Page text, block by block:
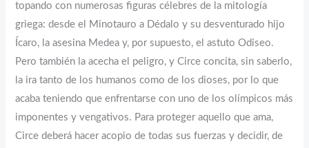
topando con numerosas figuras célebres de la mitología
griega: desde el Minotauro a Dédalo y su desventurado hijo
Ícaro, la asesina Medea y, por supuesto, el astuto Odiseo.
Pero también la acecha el peligro, y Circe concita, sin saberlo,
la ira tanto de los humanos como de los dioses, por lo que
acaba teniendo que enfrentarse con uno de los olímpicos más
imponentes y vengativos. Para proteger aquello que ama,
Circe deberá hacer acopio de todas sus fuerzas y decidir, de